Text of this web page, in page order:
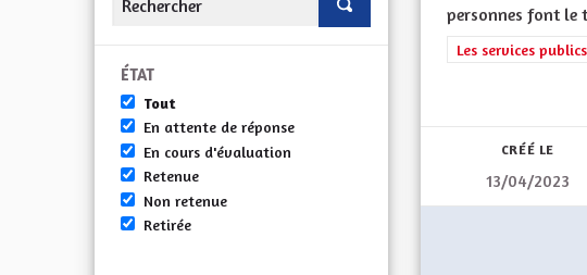
ÉTAT
Tout
En attente de réponse
En cours d'évaluation
Retenue
Non retenue
Retirée
personnes font le
Filtrer les résultats
Les services
CRÉÉ LE
13/04/2023